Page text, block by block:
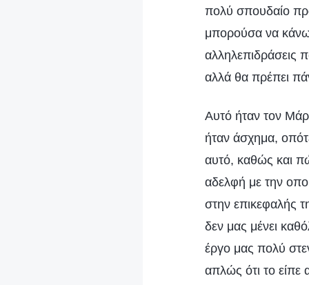
πολύ σπουδαίο
μπορούσα να κάνω
αλληλεπιδράσεις
αλλά θα πρέπει
Αυτό ήταν τον
ήταν άσχημα,
αυτό, καθώς και
αδελφή με την
στην επικεφαλής
δεν μας μένει
έργο μας πολύ
απλώς ότι το είπε